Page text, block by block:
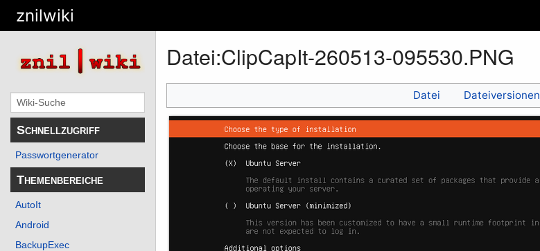
znilwiki
Schnellzugriff
Passwortgenerator
Themenbereiche
AutoIt
Android
BackupExec
Datei:ClipCapIt-260513-095530.PNG
Datei Dateiversionen